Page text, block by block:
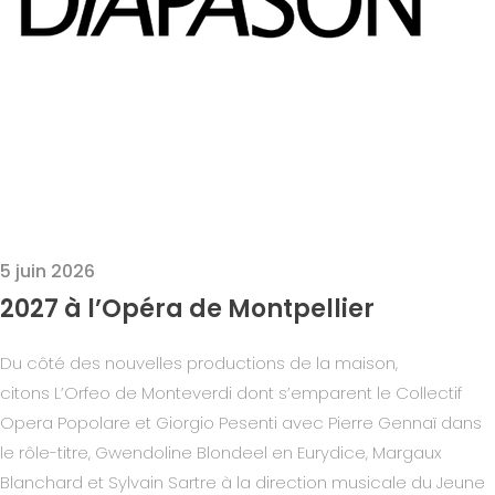
5 juin 2026
2027 à l’Opéra de Montpellier
Du côté des nouvelles productions de la maison,
citons L’Orfeo de Monteverdi dont s’emparent le Collectif
Opera Popolare et Giorgio Pesenti avec Pierre Gennaï dans
le rôle-titre, Gwendoline Blondeel en Eurydice, Margaux
Blanchard et Sylvain Sartre à la direction musicale du Jeune